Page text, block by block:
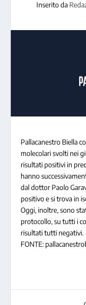
Inserito da
Pallacanestro Biella
molecolari svolti nei
risultati positivi in
hanno
dal dottor Paolo
positivo e si trova in
Oggi, inoltre, sono
protocollo, su tutti i
risultati tutti negativi.
FONTE: